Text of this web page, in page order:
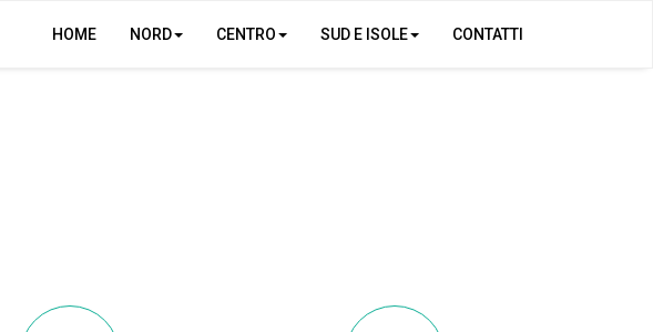
HOME NORD CENTRO SUD E ISOLE CONTATTI